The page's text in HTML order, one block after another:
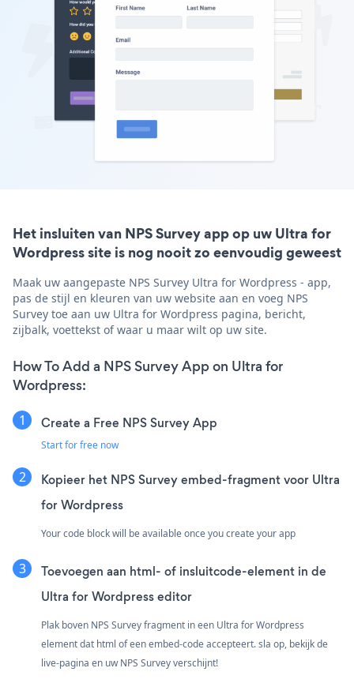
Het insluiten van NPS Survey app op uw Ultra for
Wordpress site is nog nooit zo eenvoudig geweest
Maak uw aangepaste NPS Survey Ultra for Wordpress - app,
pas de stijl en kleuren van uw website aan en voeg NPS
Survey toe aan uw Ultra for Wordpress pagina, bericht,
zijbalk, voettekst of waar u maar wilt op uw site.
How To Add a NPS Survey App on Ultra for
Wordpress:
Create a Free NPS Survey App
Start for free now
Kopieer het NPS Survey embed-fragment voor Ultra
for Wordpress
Your code block will be available once you create your app
Toevoegen aan html- of insluitcode-element in de
Ultra for Wordpress editor
Plak boven NPS Survey fragment in een Ultra for Wordpress
element dat html of een embed-code accepteert. sla op, bekijk de
live-pagina en uw NPS Survey verschijnt!